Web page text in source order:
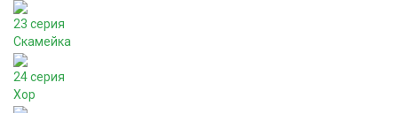
23 серия
Скамейка
24 серия
Хор